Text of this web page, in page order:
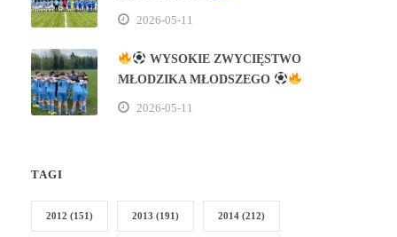
2026-05-11
WYSOKIE ZWYCIĘSTWO
MŁODZIKA MŁODSZEGO
2026-05-11
TAGI
2012 (151) 2013 (191) 2014 (212)